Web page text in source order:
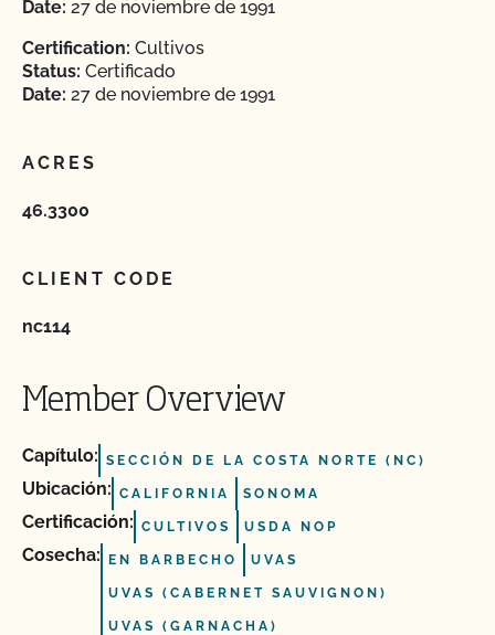
Date: 27 de noviembre de 1991
Certification: Cultivos
Status: Certificado
Date: 27 de noviembre de 1991
ACRES
46.3300
CLIENT CODE
nc114
Member Overview
Capítulo: SECCIÓN DE LA COSTA NORTE (NC)
Ubicación: CALIFORNIA SONOMA
Certificación: CULTIVOS USDA NOP
Cosecha: EN BARBECHO UVAS
UVAS (CABERNET SAUVIGNON)
UVAS (GARNACHA)